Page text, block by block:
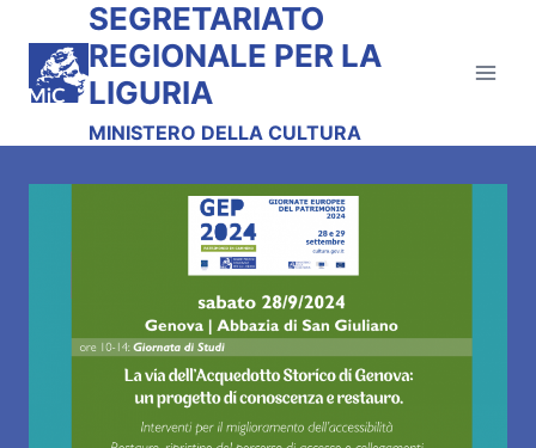
contenuto
SEGRETARIATO
REGIONALE PER LA
LIGURIA
MINISTERO DELLA CULTURA